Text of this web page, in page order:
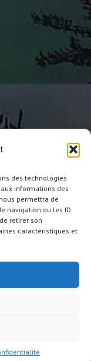
des technologies
informations des
permettra de
navigation ou les ID
retirer son
caractéristiques et
référencement BS